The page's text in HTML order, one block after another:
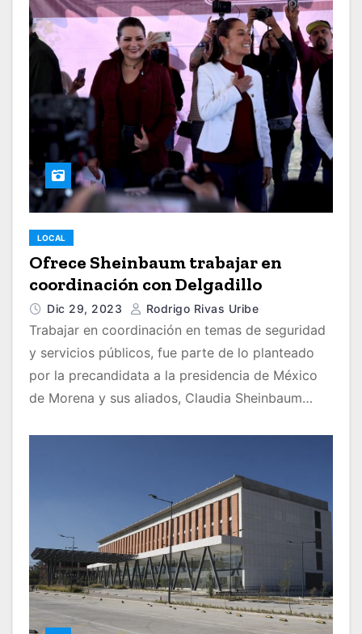
LOCAL
Ofrece Sheinbaum trabajar en
coordinación con Delgadillo
Dic 29, 2023 Rodrigo Rivas Uribe
Trabajar en coordinación en temas de seguridad
y servicios públicos, fue parte de lo planteado
por la precandidata a la presidencia de México
de Morena y sus aliados, Claudia Sheinbaum…